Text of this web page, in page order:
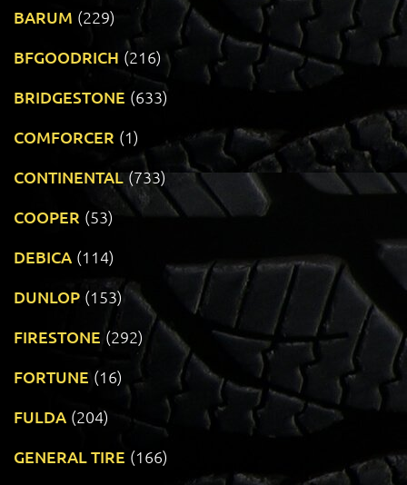
BARUM (229)
BFGOODRICH (216)
BRIDGESTONE (633)
COMFORCER (1)
CONTINENTAL (733)
COOPER (53)
DEBICA (114)
DUNLOP (153)
FIRESTONE (292)
FORTUNE (16)
FULDA (204)
GENERAL TIRE (166)